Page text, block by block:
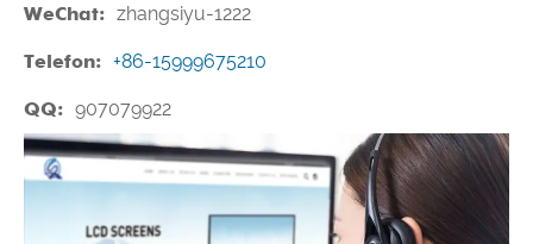
WeChat: zhangsiyu-1222
Telefon: +86-15999675210
QQ: 907079922